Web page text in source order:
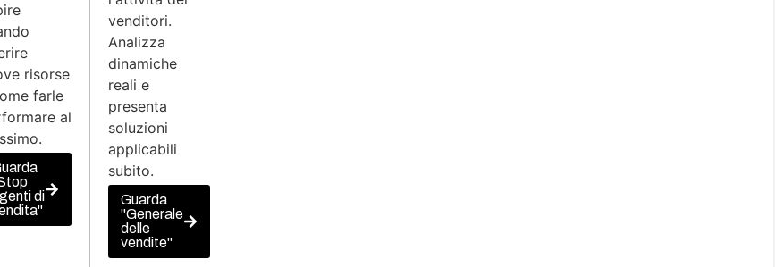
risorse
farle
al
di
venditori.
Analizza
dinamiche
reali e
presenta
soluzioni
applicabili
subito.
Guarda
"Generale
delle
vendite"